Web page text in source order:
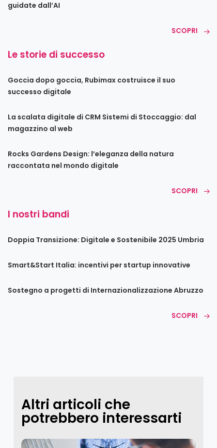
guidate dall’AI
SCOPRI
Le storie di successo
Goccia dopo goccia, Rubimax costruisce il suo
successo digitale
La scalata digitale di CRM Sistemi di Stoccaggio: dal
magazzino al web
Rocks Gardens Design: l’eleganza della natura
raccontata nel mondo digitale
SCOPRI
I nostri bandi
Doppia Transizione: Digitale e Sostenibile 2025 Umbria
Smart&Start Italia: incentivi per startup innovative
Sostegno a progetti di Internazionalizzazione Abruzzo
SCOPRI
Altri articoli che
potrebbero interessarti